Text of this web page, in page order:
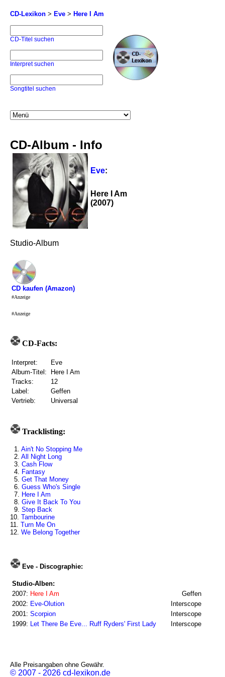
CD-Lexikon > Eve > Here I Am
CD-Titel suchen
Interpret suchen
Songtitel suchen
CD-Album - Info
Eve:
Here I Am
(2007)
Studio-Album
CD kaufen (Amazon)
#Anzeige
#Anzeige
CD-Facts:
Interpret:
Eve
Album-Titel:
Here I Am
Tracks:
12
Label:
Geffen
Vertrieb:
Universal
Tracklisting:
1. Ain't No Stopping Me
2. All Night Long
3. Cash Flow
4. Fantasy
5. Get That Money
6. Guess Who's Single
7. Here I Am
8. Give It Back To You
9. Step Back
10. Tambourine
11. Turn Me On
12. We Belong Together
Eve - Discographie:
Studio-Alben:
2007: Here I Am
Geffen
2002: Eve-Olution
Interscope
2001: Scorpion
Interscope
1999: Let There Be Eve... Ruff Ryders' First Lady Interscope
Alle Preisangaben ohne Gewähr.
© 2007 - 2026 cd-lexikon.de